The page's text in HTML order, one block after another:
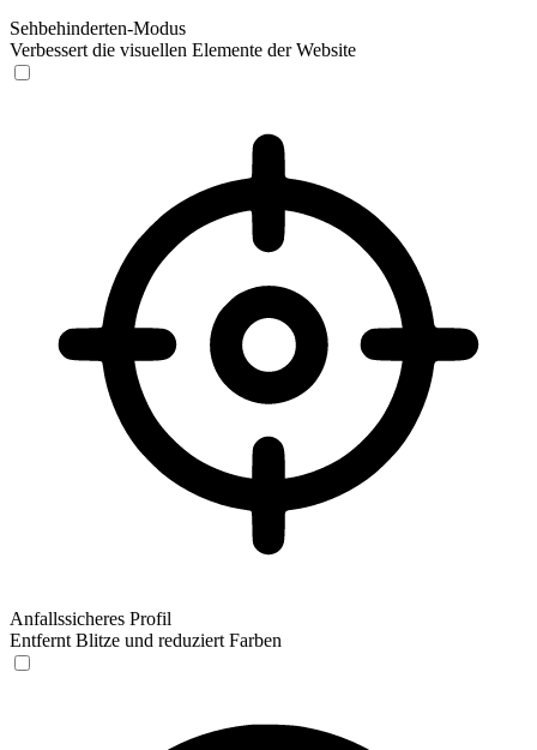
Sehbehinderten-Modus
Verbessert die visuellen Elemente der Website
Anfallssicheres Profil
Entfernt Blitze und reduziert Farben